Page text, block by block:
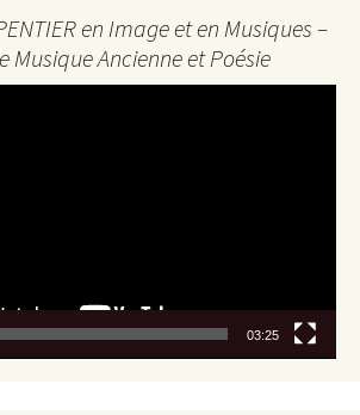
en Image et en Musiques –
Musique Ancienne et Poésie
03:25